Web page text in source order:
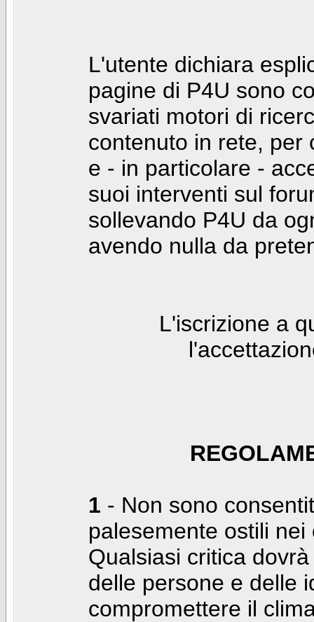
L'utente dichiara
pagine di P4U sono
svariati motori di
contenuto in rete, per
e - in particolare -
suoi interventi sul
sollevando P4U da
avendo nulla da
L'iscrizione a
1 - Non sono
palesemente ostili
Qualsiasi critica
delle persone e delle
compromettere il